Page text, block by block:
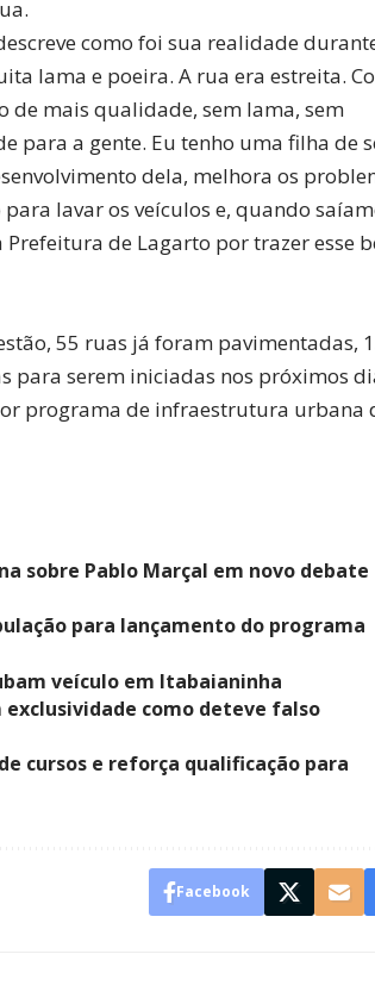
como foi sua realidade
lama e poeira. A rua era estreita.
de mais qualidade, sem lama, sem
para a gente. Eu tenho uma filha de
dela, melhora os
lavar os veículos e, quando
de Lagarto por trazer esse
55 ruas já foram pavimentadas,
para serem iniciadas nos próximos
programa de infraestrutura urbana
sobre Pablo Marçal em novo debate
para lançamento do programa
veículo em Itabaianinha
exclusividade como deteve falso
cursos e reforça qualificação para
Facebook